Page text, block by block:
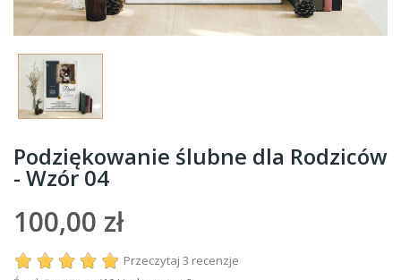
Podziękowanie ślubne dla Rodziców
- Wzór 04
100,00 zł
Przeczytaj 3 recenzje